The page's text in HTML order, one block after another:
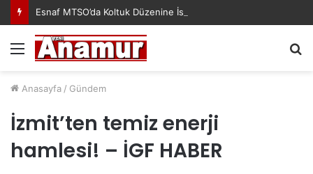
Esnaf MTSO’da Koltuk Düzenine İsyan Etti!
Menü
Anasayfa / Gündem
İzmit’ten temiz enerji
hamlesi! – İGF HABER